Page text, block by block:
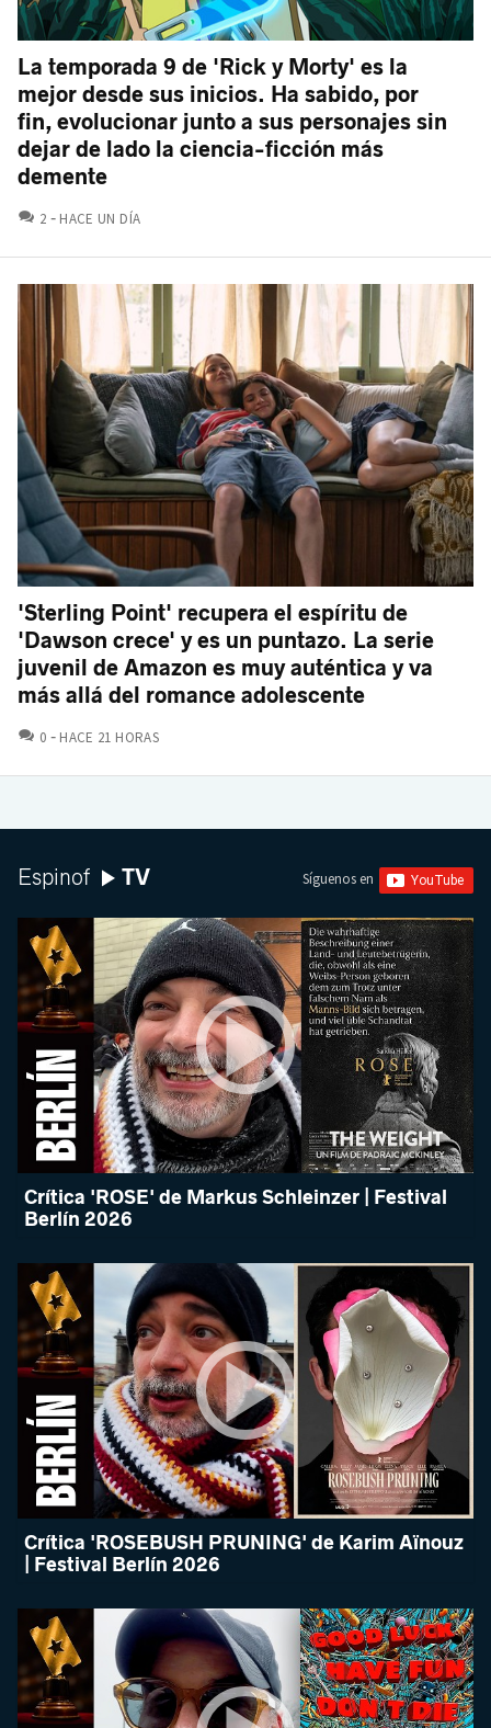
La temporada 9 de 'Rick y Morty' es la
mejor desde sus inicios. Ha sabido, por
fin, evolucionar junto a sus personajes sin
dejar de lado la ciencia-ficción más
demente
2 COMENTARIOS
HACE UN DÍA
'Sterling Point' recupera el espíritu de
'Dawson crece' y es un puntazo. La serie
juvenil de Amazon es muy auténtica y va
más allá del romance adolescente
0 COMENTARIOS
HACE 21 HORAS
Espinof TV Síguenos en
Crítica 'ROSE' de Markus Schleinzer | Festival
Berlín 2026
Crítica 'ROSEBUSH PRUNING' de Karim Aïnouz
| Festival Berlín 2026